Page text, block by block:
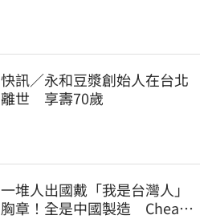
快訊／永和豆漿創始人在台北
離世 享壽70歲
一堆人出國戴「我是台灣人」
胸章！全是中國製造 Cheap